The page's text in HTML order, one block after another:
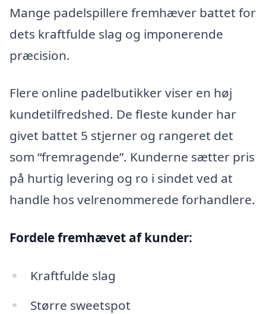
Mange padelspillere fremhæver battet for
dets kraftfulde slag og imponerende
præcision.
Flere online padelbutikker viser en høj
kundetilfredshed. De fleste kunder har
givet battet 5 stjerner og rangeret det
som “fremragende”. Kunderne sætter pris
på hurtig levering og ro i sindet ved at
handle hos velrenommerede forhandlere.
Fordele fremhævet af kunder:
Kraftfulde slag
Større sweetspot